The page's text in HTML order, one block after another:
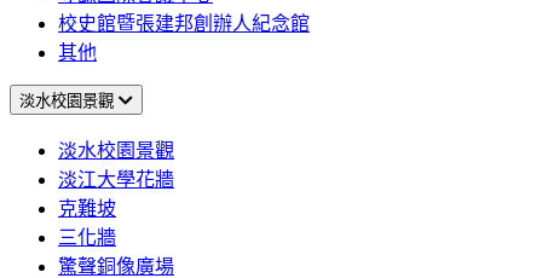
校史館暨張建邦創辦人紀念館
其他
淡水校園景觀
淡水校園景觀
淡江大學花牆
克難坡
三化牆
驚聲銅像廣場